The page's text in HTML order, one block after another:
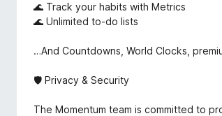
🌊 Track your habits with Metrics
🌊 Unlimited to-do lists
…And Countdowns, World Clocks,
🛡️ Privacy & Security
The Momentum team is committed to